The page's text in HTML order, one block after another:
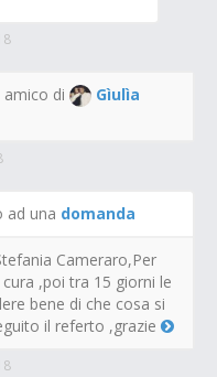
di
Gìulìa
ad una domanda
Cameraro,Per
,poi tra 15 giorni le
bene di che cosa si
il referto ,grazie